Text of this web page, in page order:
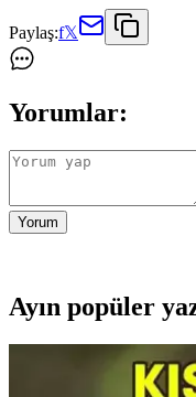
Paylaş:f𝕏
Yorumlar:
Yorum
Ayın popüler